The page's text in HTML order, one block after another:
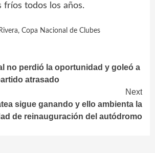
fríos todos los años.
, Copa Nacional de Clubes
no perdió la oportunidad y goleó a
atrasado
Next
sigue ganando y ello ambienta la
de reinauguración del autódromo